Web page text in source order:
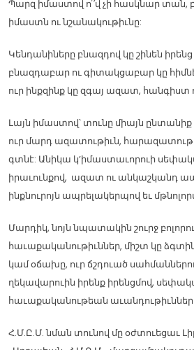
Պարզ իմաստով ո՞վ չի հասկնար տան,
իմաստն ու նշանակութիւնը:
Կենդանիները բնազդով կը շինեն
բնազդաբար ու գիտակցաբար կը
ուր ինքզինք կը զգայ ազատ, հանգիստ
Լայն իմաստով՝ տունը միայն
ուր մարդ ազատութիւն,
գտնէ: Անիկա կ’իմաստաւորուի
իրաւունքով, ազատ ու անկաշկանդ
ինքնուրոյն ապրելակերպով եւ
Մարդիկ, նոյն նպատակին շուրջ
հաւաքականութիւններ, միշտ կը
կամ օճախը, ուր ճշդուած
ղեկավարուին իրենք իրենցմով,
հաւաքականութեան
Հ.Մ.Ը.Մ. նման տունով մը օժտուեցաւ